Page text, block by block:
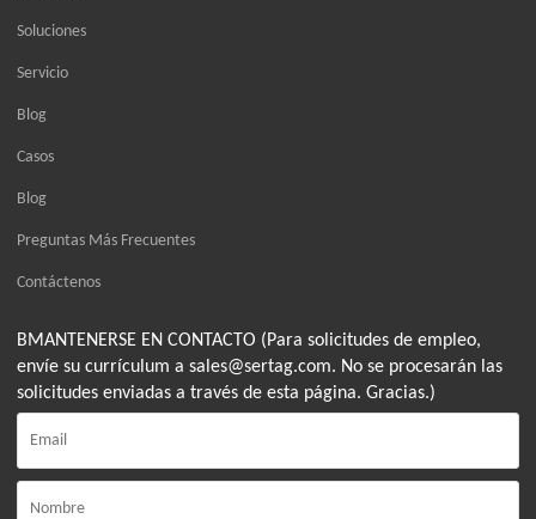
Soluciones
Servicio
Blog
Casos
Blog
Preguntas Más Frecuentes
Contáctenos
BMANTENERSE EN CONTACTO (Para solicitudes de empleo,
envíe su currículum a sales@sertag.com. No se procesarán las
solicitudes enviadas a través de esta página. Gracias.)